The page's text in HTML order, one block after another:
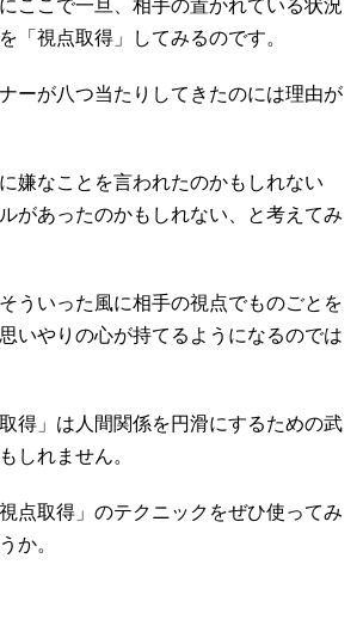
ここで一旦、相手の置かれている状況
「視点取得」してみるのです。
ーが八つ当たりしてきたのには理由が
嫌なことを言われたのかもしれない
があったのかもしれない、と考えてみ
ういった風に相手の視点でものごとを
いやりの心が持てるようになるのでは
得」は人間関係を円滑にするための武
しれません。
点取得」のテクニックをぜひ使ってみ
か。